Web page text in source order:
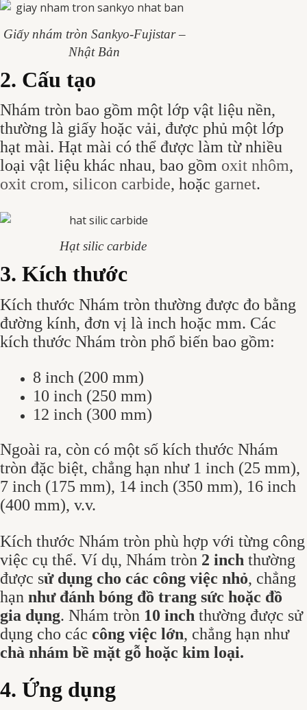
Giấy nhám tròn Sankyo-Fujistar –
Nhật Bản
2. Cấu tạo
Nhám tròn bao gồm một lớp vật liệu nền,
thường là giấy hoặc vải, được phủ một lớp
hạt mài. Hạt mài có thể được làm từ nhiều
loại vật liệu khác nhau, bao gồm oxit nhôm,
oxit crom, silicon carbide, hoặc garnet.
Hạt silic carbide
3. Kích thước
Kích thước Nhám tròn thường được đo bằng
đường kính, đơn vị là inch hoặc mm. Các
kích thước Nhám tròn phổ biến bao gồm:
8 inch (200 mm)
10 inch (250 mm)
12 inch (300 mm)
Ngoài ra, còn có một số kích thước Nhám
tròn đặc biệt, chẳng hạn như 1 inch (25 mm),
7 inch (175 mm), 14 inch (350 mm), 16 inch
(400 mm), v.v.
Kích thước Nhám tròn phù hợp với từng công
việc cụ thể. Ví dụ, Nhám tròn 2 inch thường
được sử dụng cho các công việc nhỏ, chẳng
hạn như đánh bóng đồ trang sức hoặc đồ
gia dụng. Nhám tròn 10 inch thường được sử
dụng cho các công việc lớn, chẳng hạn như
chà nhám bề mặt gỗ hoặc kim loại.
4. Ứng dụng